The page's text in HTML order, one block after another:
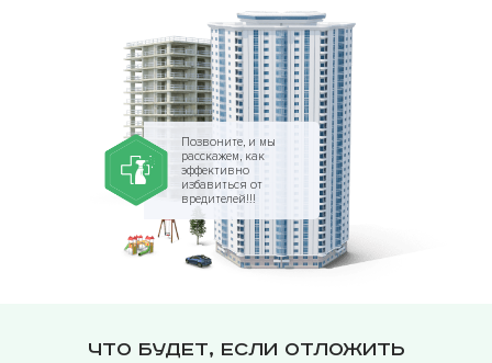
Позвоните, и мы
расскажем, как
эффективно
избавиться от
вредителей!!!
Что будет, если отложить